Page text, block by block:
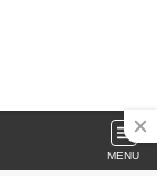
MENU